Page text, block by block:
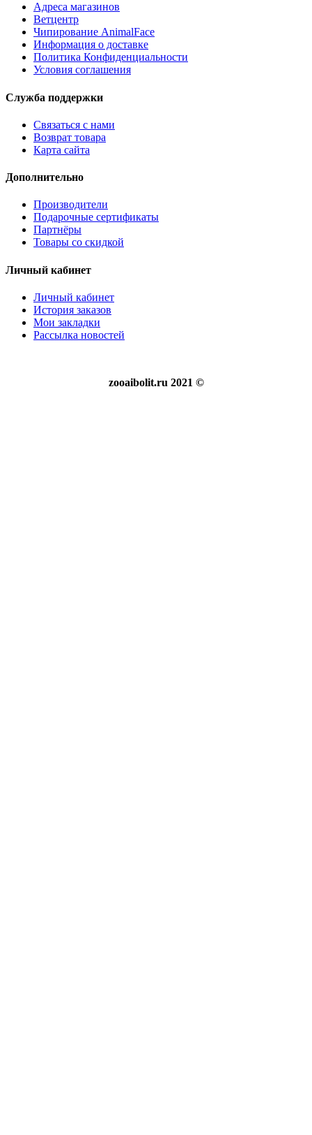
Адреса магазинов
Ветцентр
Чипирование AnimalFace
Информация о доставке
Политика Конфиденциальности
Условия соглашения
Служба поддержки
Связаться с нами
Возврат товара
Карта сайта
Дополнительно
Производители
Подарочные сертификаты
Партнёры
Товары со скидкой
Личный кабинет
Личный кабинет
История заказов
Мои закладки
Рассылка новостей
zooaibolit.ru 2021 ©